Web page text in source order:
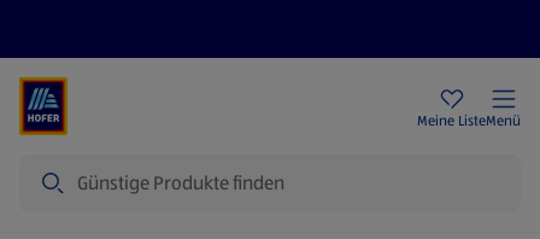
Meine ListeMenü